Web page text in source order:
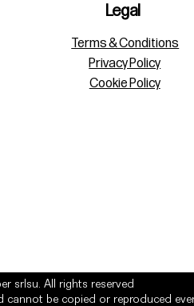
Legal
Terms & Conditions
Privacy Policy
Cookie Policy
srlsu. All rights reserved
be copied or reproduced